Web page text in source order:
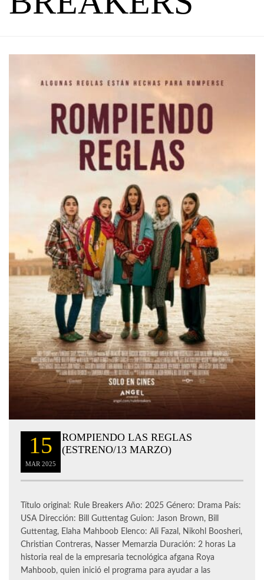
15
MAR 2025
ROMPIENDO LAS REGLAS
(ESTRENO/13 MARZO)
Título original: Rule Breakers Año: 2025 Género: Drama País:
USA Dirección: Bill Guttentag Guion: Jason Brown, Bill
Guttentag, Elaha Mahboob Elenco: Ali Fazal, Nikohl Boosheri,
Christian Contreras, Nasser Memarzia Duración: 2 horas La
historia real de la empresaria tecnológica afgana Roya
Mahboob, quien inició el programa para ayudar a las